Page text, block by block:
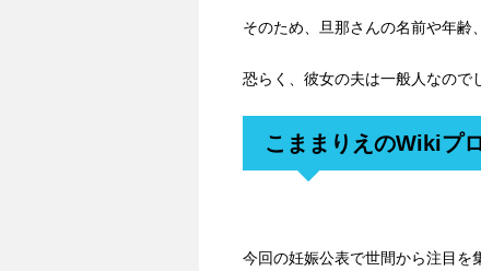
そのため、旦那さんの名前や年齢
恐らく、彼女の夫は一般人なので
こままりえのWikiプ
今回の妊娠公表で世間から注目を